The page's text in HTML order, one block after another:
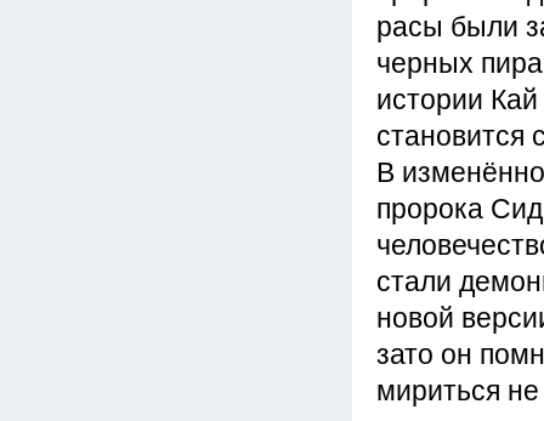
расы были
черных
истории
становится
В
пророка
стали
новой
зато он
мириться